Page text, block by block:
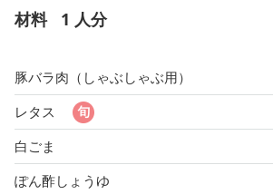
材料 1 人分
豚バラ肉（しゃぶしゃぶ用）
レタス
白ごま
ぽん酢しょうゆ